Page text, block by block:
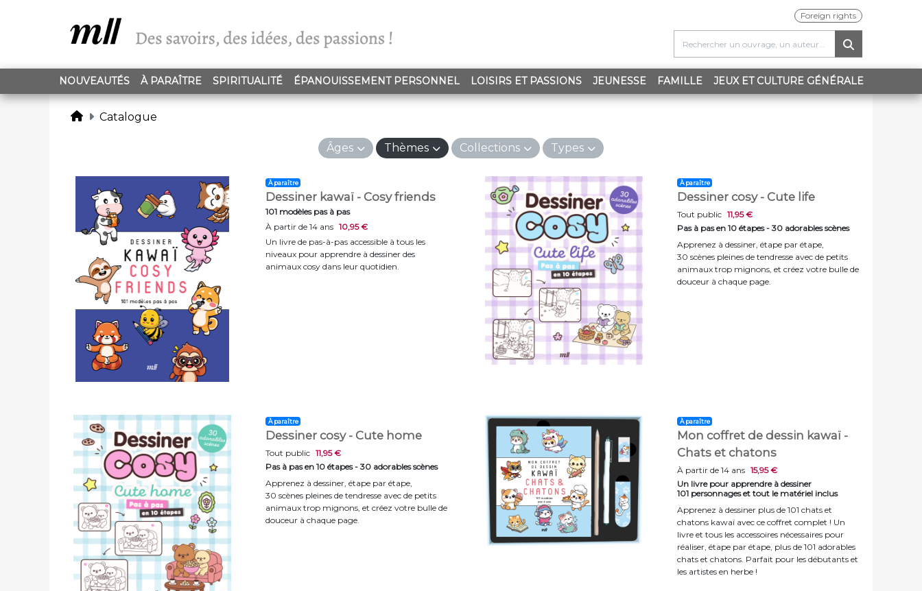
Foreign rights
NOUVEAUTÉS À PARAÎTRE SPIRITUALITÉ ÉPANOUISSEMENT PERSONNEL LOISIRS ET PASSIONS JEUNESSE FAMILLE JEUX ET CULTURE GÉNÉRALE
Catalogue
Âges Thèmes Collections Types
À paraître
Dessiner kawaï - Cosy friends
101 modèles pas à pas
À partir de 14 ans 10,95 €
Un livre de pas-à-pas accessible à tous les
niveaux pour apprendre à dessiner des
animaux cosy dans leur quotidien.
À paraître
Dessiner cosy - Cute life
Tout public 11,95 €
Pas à pas en 10 étapes - 30 adorables scènes
Apprenez à dessiner, étape par étape,
30 scènes pleines de tendresse avec de petits
animaux trop mignons, et créez votre bulle de
douceur à chaque page.
À paraître
Dessiner cosy - Cute home
Tout public 11,95 €
Pas à pas en 10 étapes - 30 adorables scènes
Apprenez à dessiner, étape par étape,
30 scènes pleines de tendresse avec de petits
animaux trop mignons, et créez votre bulle de
douceur à chaque page.
À paraître
Mon coffret de dessin kawaï -
Chats et chatons
À partir de 14 ans 15,95 €
Un livre pour apprendre à dessiner
101 personnages et tout le matériel inclus
Apprenez à dessiner plus de 101 chats et
chatons kawaï avec ce coffret complet ! Un
livre et tous les accessoires nécessaires pour
réaliser, étape par étape, plus de 101 adorables
chats et chatons. Parfait pour les débutants et
les artistes en herbe !